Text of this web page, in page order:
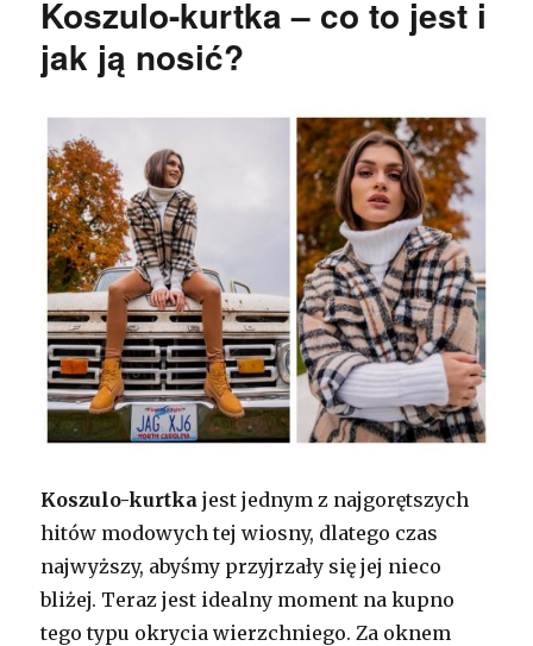
Koszulo-kurtka – co to jest i
jak ją nosić?
Koszulo-kurtka jest jednym z najgorętszych
hitów modowych tej wiosny, dlatego czas
najwyższy, abyśmy przyjrzały się jej nieco
bliżej. Teraz jest idealny moment na kupno
tego typu okrycia wierzchniego. Za oknem